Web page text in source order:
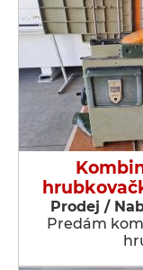
Prodej /
Predám